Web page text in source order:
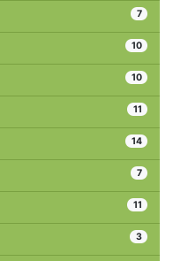
7
10
10
11
14
7
11
3